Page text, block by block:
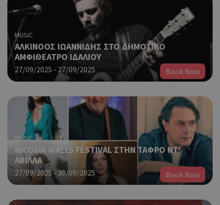
MUSIC
AΛΚΙΝΟΟΣ ΙΩΑΝΝΙΔΗΣ ΣΤΟ ΔΗΜΟΤΙΚΟ
ΑΜΦΙΘΕΑΤΡΟ ΙΔΑΛΙΟΥ
27/09/2025 - 27/09/2025 Book Now
MUSIC
NICOSIA WALLS FESTIVAL ΣΤΗΝ ΤΑΦΡΟ ΝΤ'
ΑΒΙΛΛΑ
27/09/2025 - 30/09/2025 Book Now